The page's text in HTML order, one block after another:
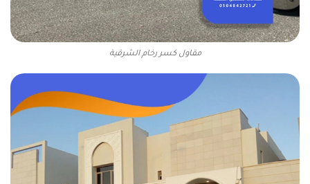
مقاول كسر رخام الشرقية